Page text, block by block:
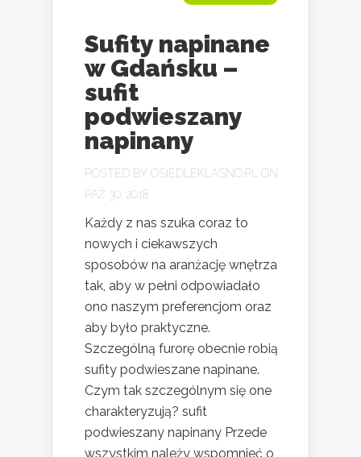
Sufity napinane
w Gdańsku –
sufit
podwieszany
napinany
POSTED BY OSIEDLEKLASNO.PL ON
PAŹ 30, 2018
Każdy z nas szuka coraz to
nowych i ciekawszych
sposobów na aranżację wnętrza
tak, aby w pełni odpowiadało
ono naszym preferencjom oraz
aby było praktyczne.
Szczególną furorę obecnie robią
sufity podwieszane napinane.
Czym tak szczególnym się one
charakteryzują? sufit
podwieszany napinany Przede
wszystkim należy wspomnieć o